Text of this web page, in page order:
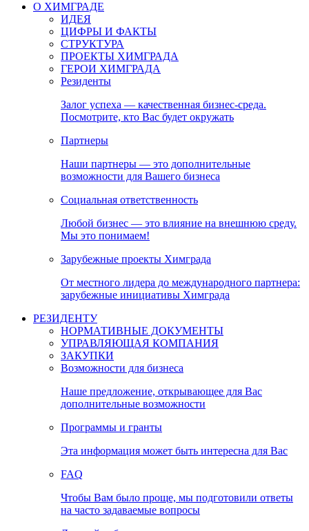
О ХИМГРАДЕ
ИДЕЯ
ЦИФРЫ И ФАКТЫ
СТРУКТУРА
ПРОЕКТЫ ХИМГРАДА
ГЕРОИ ХИМГРАДА
Резиденты
Залог успеха — качественная бизнес-среда.
Посмотрите, кто Вас будет окружать
Партнеры
Наши партнеры — это дополнительные
возможности для Вашего бизнеса
Социальная ответственность
Любой бизнес — это влияние на внешнюю среду.
Мы это понимаем!
Зарубежные проекты Химграда
От местного лидера до международного партнера:
зарубежные инициативы Химграда
РЕЗИДЕНТУ
НОРМАТИВНЫЕ ДОКУМЕНТЫ
УПРАВЛЯЮЩАЯ КОМПАНИЯ
ЗАКУПКИ
Возможности для бизнеса
Наше предложение, открывающее для Вас
дополнительные возможности
Программы и гранты
Эта информация может быть интересна для Вас
FAQ
Чтобы Вам было проще, мы подготовили ответы
на часто задаваемые вопросы